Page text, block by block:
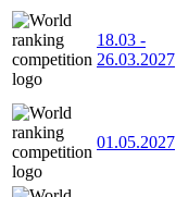
18.03 -
26.03.2027
01.05.2027